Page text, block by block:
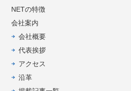
NETの特徴
会社案内
会社概要
代表挨拶
アクセス
沿革